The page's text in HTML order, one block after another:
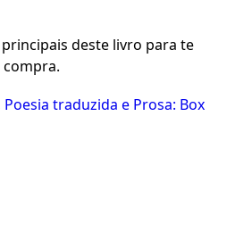
deste livro para te
traduzida e Prosa: Box